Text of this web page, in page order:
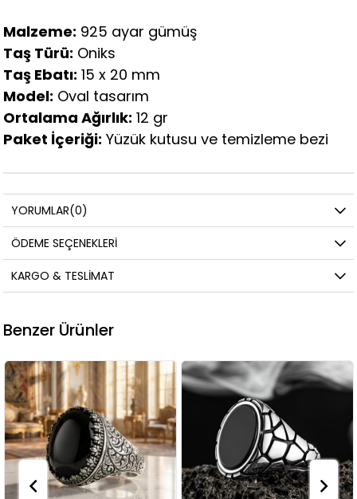
Malzeme: 925 ayar gümüş
Taş Türü: Oniks
Taş Ebatı: 15 x 20 mm
Model: Oval tasarım
Ortalama Ağırlık: 12 gr
Paket İçeriği: Yüzük kutusu ve temizleme bezi
YORUMLAR(0)
ÖDEME SEÇENEKLERI
KARGO & TESLIMAT
Benzer Ürünler